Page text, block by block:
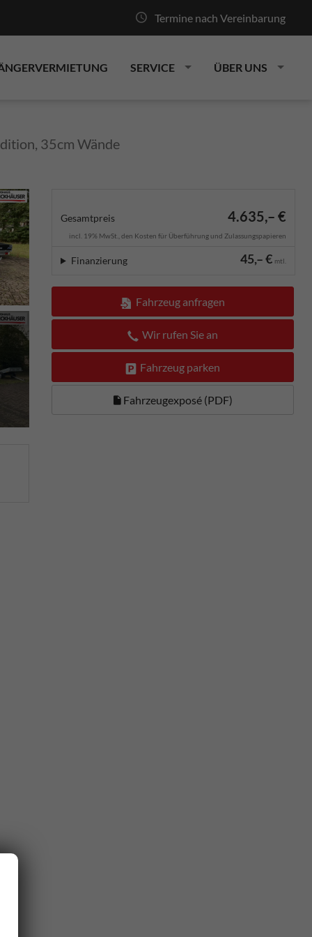
Termine nach Vereinbarung
SERVICE ÜBER UNS
35cm Wände
Gesamtpreis 4.635,– €
incl. 19% MwSt., den Kosten für Überführung und Zulassungspapieren
45,– € mtl.
Finanzierung
Fahrzeug anfragen
Wir rufen Sie an
Fahrzeug parken
Fahrzeugexposé (PDF)